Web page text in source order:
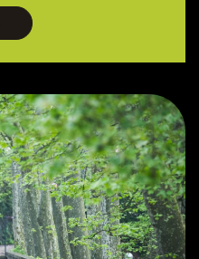
Voies vertes